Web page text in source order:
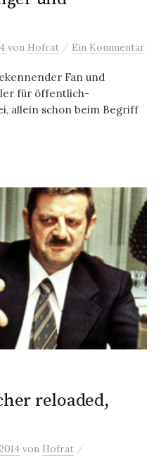
von Hofrat / Ein Kommentar
Fan und
für öffentlich-
allein schon beim Begriff
reloaded,
von Hofrat /